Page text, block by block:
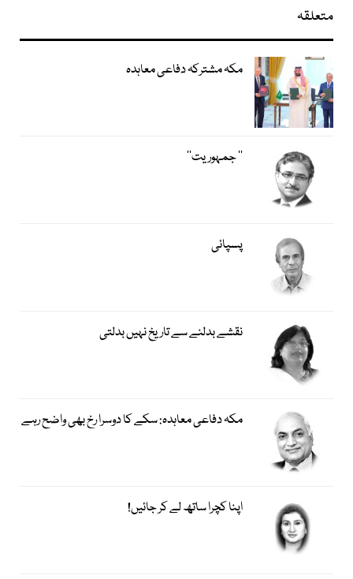
متعلقہ
مکہ مشترکہ دفاعی معاہدہ
’’ جمہوریت‘‘
پسپائی
نقشے بدلنے سے تاریخ نہیں بدلتی
مکہ دفاعی معاہدہ: سکے کا دوسرا رخ بھی واضح رہے
اپنا کچرا ساتھ لے کر جائیں!